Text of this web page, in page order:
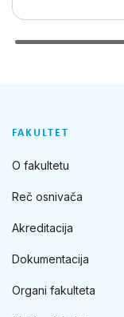
FAKULTET
O fakultetu
Reč osnivača
Akreditacija
Dokumentacija
Organi fakulteta